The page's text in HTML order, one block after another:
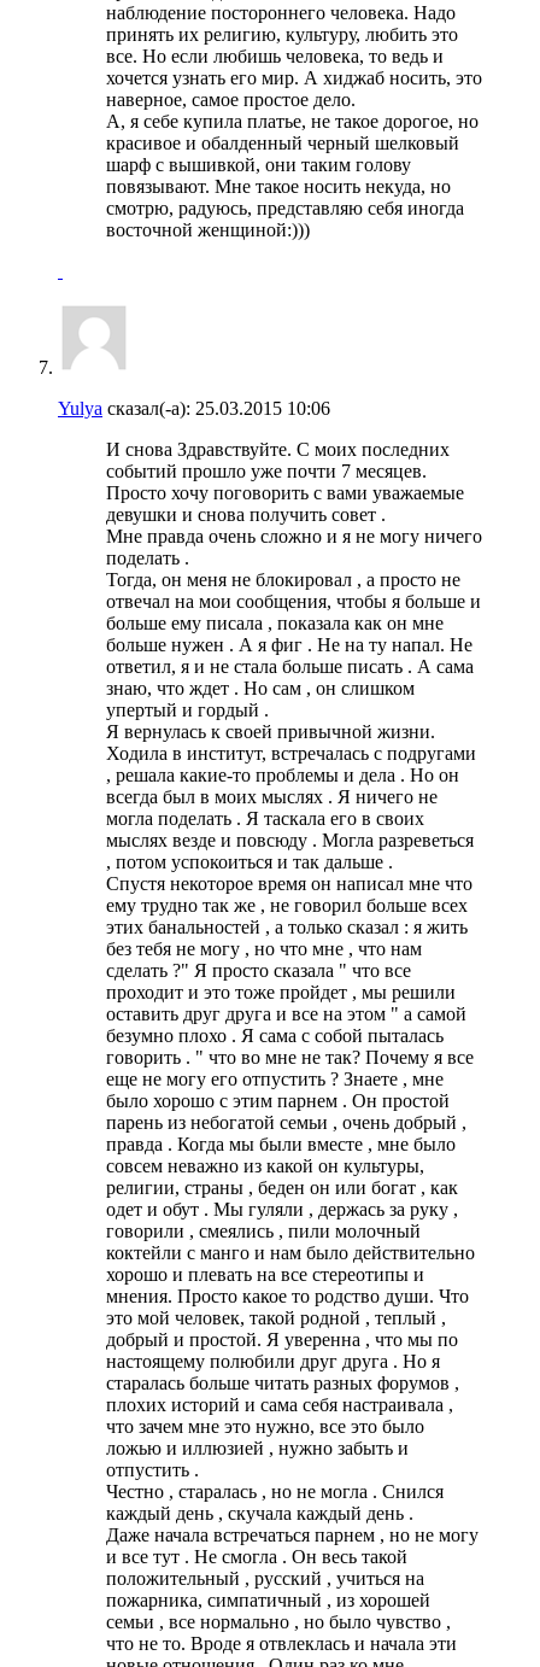
наблюдение постороннего человека. Надо
принять их религию, культуру, любить это
все. Но если любишь человека, то ведь и
хочется узнать его мир. А хиджаб носить, это
наверное, самое простое дело.
А, я себе купила платье, не такое дорогое, но
красивое и обалденный черный шелковый
шарф с вышивкой, они таким голову
повязывают. Мне такое носить некуда, но
смотрю, радуюсь, представляю себя иногда
восточной женщиной:)))
Yulya сказал(-а): 25.03.2015 10:06
И снова Здравствуйте. С моих последних
событий прошло уже почти 7 месяцев.
Просто хочу поговорить с вами уважаемые
девушки и снова получить совет .
Мне правда очень сложно и я не могу ничего
поделать .
Тогда, он меня не блокировал , а просто не
отвечал на мои сообщения, чтобы я больше и
больше ему писала , показала как он мне
больше нужен . А я фиг . Не на ту напал. Не
ответил, я и не стала больше писать . А сама
знаю, что ждет . Но сам , он слишком
упертый и гордый .
Я вернулась к своей привычной жизни.
Ходила в институт, встречалась с подругами
, решала какие-то проблемы и дела . Но он
всегда был в моих мыслях . Я ничего не
могла поделать . Я таскала его в своих
мыслях везде и повсюду . Могла разреветься
, потом успокоиться и так дальше .
Спустя некоторое время он написал мне что
ему трудно так же , не говорил больше всех
этих банальностей , а только сказал : я жить
без тебя не могу , но что мне , что нам
сделать ?" Я просто сказала " что все
проходит и это тоже пройдет , мы решили
оставить друг друга и все на этом " а самой
безумно плохо . Я сама с собой пыталась
говорить . " что во мне не так? Почему я все
еще не могу его отпустить ? Знаете , мне
было хорошо с этим парнем . Он простой
парень из небогатой семьи , очень добрый ,
правда . Когда мы были вместе , мне было
совсем неважно из какой он культуры,
религии, страны , беден он или богат , как
одет и обут . Мы гуляли , держась за руку ,
говорили , смеялись , пили молочный
коктейли с манго и нам было действительно
хорошо и плевать на все стереотипы и
мнения. Просто какое то родство души. Что
это мой человек, такой родной , теплый ,
добрый и простой. Я уверенна , что мы по
настоящему полюбили друг друга . Но я
старалась больше читать разных форумов ,
плохих историй и сама себя настраивала ,
что зачем мне это нужно, все это было
ложью и иллюзией , нужно забыть и
отпустить .
Честно , старалась , но не могла . Снился
каждый день , скучала каждый день .
Даже начала встречаться парнем , но не могу
и все тут . Не смогла . Он весь такой
положительный , русский , учиться на
пожарника, симпатичный , из хорошей
семьи , все нормально , но было чувство ,
что не то. Вроде я отвлеклась и начала эти